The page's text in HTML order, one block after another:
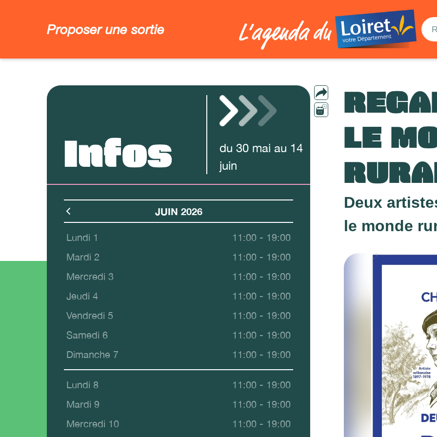
Proposer une sortie
LE
Infos du 30 mai au 14
juin
JUIN 2026
Lundi 1
11:00 - 19:00
Mardi 2
11:00 - 19:00
Mercredi 3
11:00 - 19:00
Jeudi 4
11:00 - 19:00
Vendredi 5
11:00 - 19:00
Samedi 6
11:00 - 19:00
Dimanche 7
11:00 - 19:00
Lundi 8
11:00 - 19:00
Mardi 9
11:00 - 19:00
Mercredi 10
11:00 - 19:00
Deux
le monde